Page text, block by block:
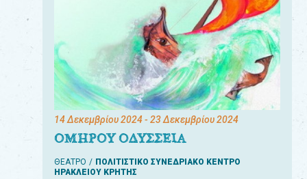
14 Δεκεμβρίου 2024- 23 Δεκεμβρίου 2024
ΟΜΗΡΟΥ ΟΔΥΣΣΕΙΑ
ΘΕΑΤΡΟ
ΠΟΛΙΤΙΣΤΙΚΟ ΣΥΝΕΔΡΙΑΚΟ ΚΕΝΤΡΟ
ΗΡΑΚΛΕΙΟΥ ΚΡΗΤΗΣ